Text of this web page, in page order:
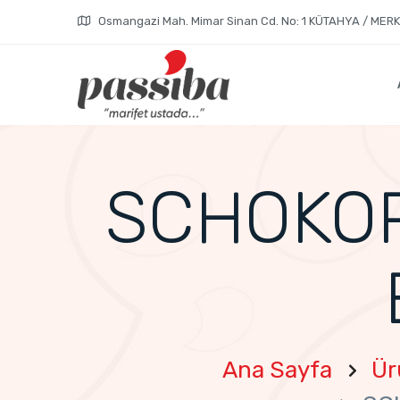
Osmangazi Mah. Mimar Sinan Cd. No: 1 KÜTAHYA /
Ana Sayfa